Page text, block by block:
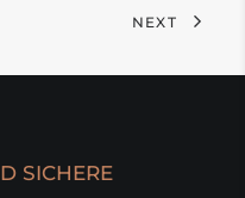
NEXT
SICHERE